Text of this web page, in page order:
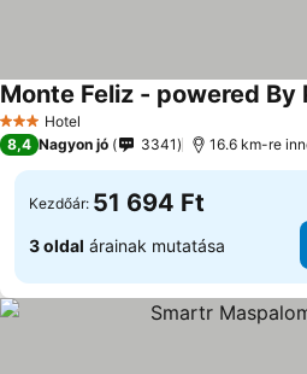
3 Kategória
Hotel
Monte Feliz - powered By
8,4 Nagyon jó 3341 16.6 km-re
Kezdőár: 51 694 Ft
3 oldal árainak mutatása